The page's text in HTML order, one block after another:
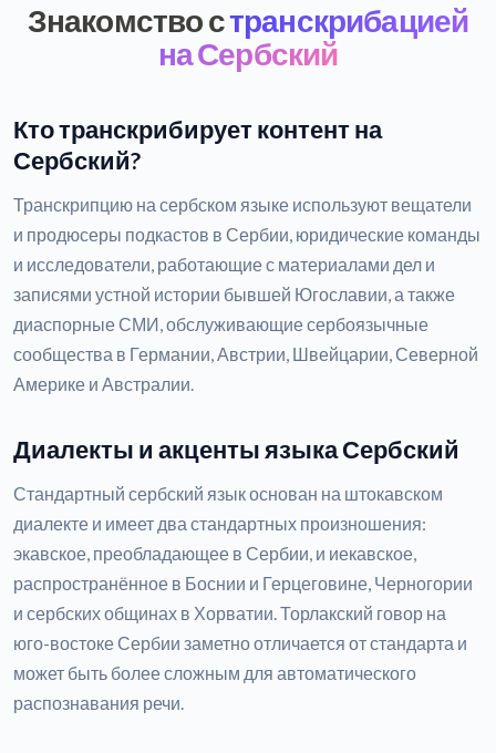
Знакомство странскрибацией
на Сербский
Кто транскрибирует контент на
Сербский?
Транскрипцию на сербском языке используют вещатели
и продюсеры подкастов в Сербии, юридические команды
и исследователи, работающие с материалами дел и
записями устной истории бывшей Югославии, а также
диаспорные СМИ, обслуживающие сербоязычные
сообщества в Германии, Австрии, Швейцарии, Северной
Америке и Австралии.
Диалекты и акценты языка Сербский
Стандартный сербский язык основан на штокавском
диалекте и имеет два стандартных произношения:
экавское, преобладающее в Сербии, и иекавское,
распространённое в Боснии и Герцеговине, Черногории
и сербских общинах в Хорватии. Торлакский говор на
юго-востоке Сербии заметно отличается от стандарта и
может быть более сложным для автоматического
распознавания речи.